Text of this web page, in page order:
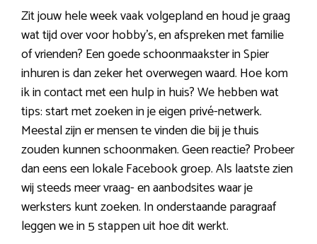
Zit jouw hele week vaak volgepland en houd je graag
wat tijd over voor hobby’s, en afspreken met familie
of vrienden? Een goede schoonmaakster in Spier
inhuren is dan zeker het overwegen waard. Hoe kom
ik in contact met een hulp in huis? We hebben wat
tips: start met zoeken in je eigen privé-netwerk.
Meestal zijn er mensen te vinden die bij je thuis
zouden kunnen schoonmaken. Geen reactie? Probeer
dan eens een lokale Facebook groep. Als laatste zien
wij steeds meer vraag- en aanbodsites waar je
werksters kunt zoeken. In onderstaande paragraaf
leggen we in 5 stappen uit hoe dit werkt.